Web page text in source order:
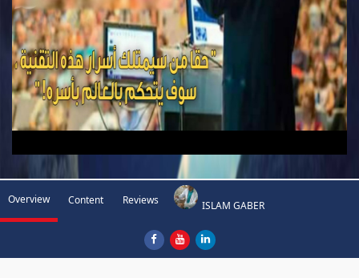
Overview Content Reviews ISLAM GABER